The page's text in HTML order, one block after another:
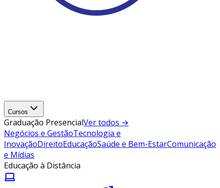
Cursos
Graduação PresencialVer todos →
Negócios e GestãoTecnologia e
InovaçãoDireitoEducaçãoSaúde e Bem-EstarComunicação
e Mídias
Educação à Distância